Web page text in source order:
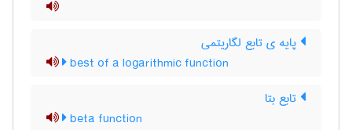
پایه ی تابع لگاریتمی
best of a logarithmic function
تابع بتا
beta function